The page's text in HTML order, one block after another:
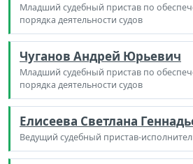
Младший судебный пристав по
порядка деятельности судов
Чуганов Андрей Юрьевич
Младший судебный пристав по
порядка деятельности судов
Елисеева Светлана
Ведущий судебный пристав-